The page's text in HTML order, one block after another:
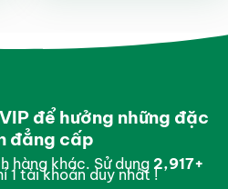
để hưởng những đặc
đẳng cấp
hàng khác. Sử dụng 2,993+
1 tài khoản duy nhất !